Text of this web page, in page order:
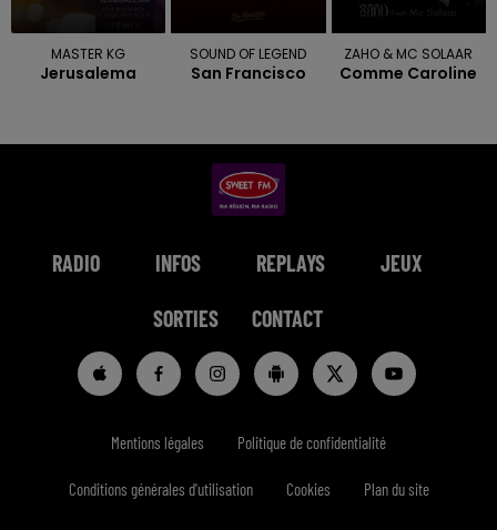
MASTER KG
Jerusalema
SOUND OF LEGEND
San Francisco
ZAHO & MC SOLAAR
Comme Caroline
RADIO INFOS REPLAYS JEUX
SORTIES CONTACT
Mentions légales Politique de confidentialité
Conditions générales d'utilisation Cookies Plan du site